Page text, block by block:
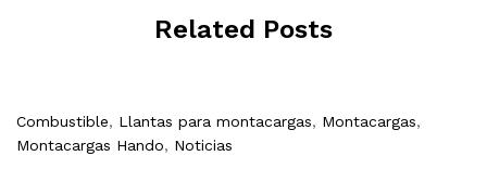
Related Posts
Combustible, Llantas para montacargas, Montacargas,
Montacargas Hando, Noticias